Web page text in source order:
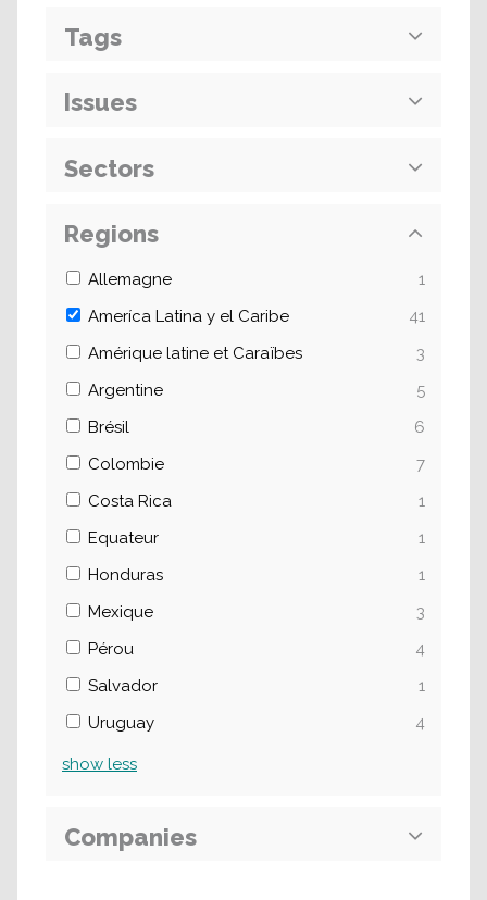
Tags
Issues
Sectors
Regions
Allemagne
1
Ameríca Latina y el Caribe
41
Amérique latine et Caraïbes
3
Argentine
5
Brésil
6
Colombie
7
Costa Rica
1
Equateur
1
Honduras
1
Mexique
3
Pérou
4
Salvador
1
Uruguay
4
show less
Companies